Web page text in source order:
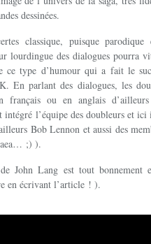
dessinées.
classique, puisque parodique
lourdingue des dialogues pourra
ce type d’humour qui a fait le
En parlant des dialogues, les
français ou en anglais
intégré l’équipe des doubleurs et
Bob Lennon et aussi des
;) ).
John Lang est tout bonnement
en écrivant l’article ! ).